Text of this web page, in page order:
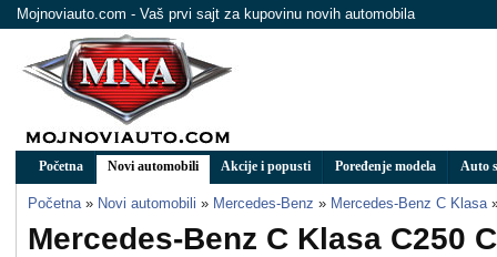
Mojnoviauto.com - Vaš prvi sajt za kupovinu novih automobila
Početna Novi automobili Akcije i popusti Poređenje modela Auto
Početna » Novi automobili » Mercedes-Benz » Mercedes-Benz C Klasa
Mercedes-Benz C Klasa C250